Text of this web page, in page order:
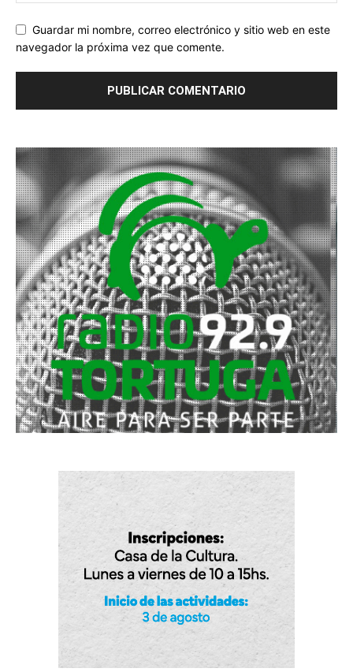
Guardar mi nombre, correo electrónico y sitio web en este
navegador la próxima vez que comente.